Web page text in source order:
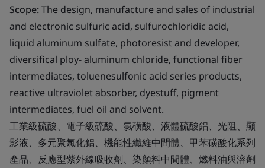
Scope:The design, manufacture and sales of industrial
and electronic sulfuric acid, sulfurochloridic acid,
liquid aluminum sulfate, photoresist and developer,
diversifical ploy- aluminum chloride, functional fiber
intermediates, toluenesulfonic acid series products,
reactive ultraviolet absorber, dyestuff, pigment
intermediates, fuel oil and solvent.
工業級硫酸、電子級硫酸、氯磺酸、液體硫酸鋁、光阻、顯
影液、多元聚氯化鋁、機能性纖維中間體、甲苯磺酸化系列
產品、反應型紫外線吸收劑、染顏料中間體、燃料油與溶劑